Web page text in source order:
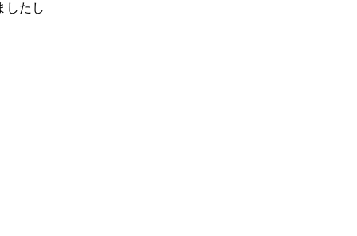
したし